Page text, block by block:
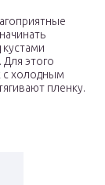
этого
с холодным
пленку.